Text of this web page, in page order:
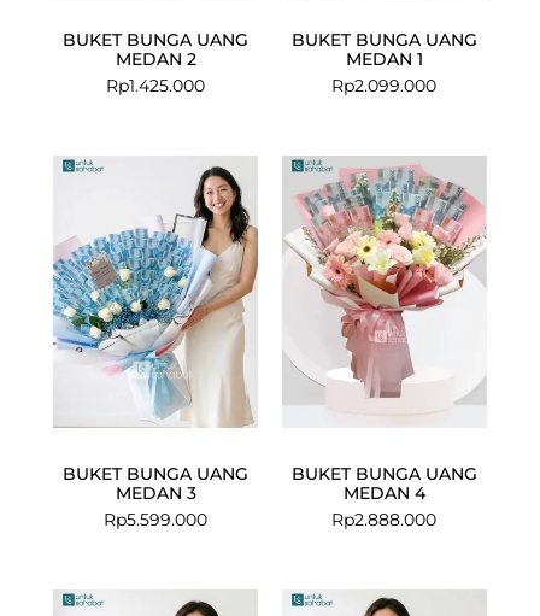
BUKET BUNGA UANG
MEDAN 2
Rp1.425.000
BUKET BUNGA UANG
MEDAN 1
Rp2.099.000
BUKET BUNGA UANG
MEDAN 3
Rp5.599.000
BUKET BUNGA UANG
MEDAN 4
Rp2.888.000